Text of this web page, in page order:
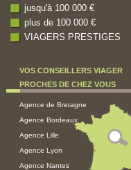
jusqu'à 100 000 €
plus de 100 000 €
VIAGERS PRESTIGES
VOS CONSEILLERS VIAGER
PROCHES DE CHEZ VOUS
Agence de Bretagne
Agence Bordeaux
Agence Lille
Agence Lyon
Agence Nantes